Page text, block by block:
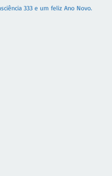
333 e um feliz Ano Novo.